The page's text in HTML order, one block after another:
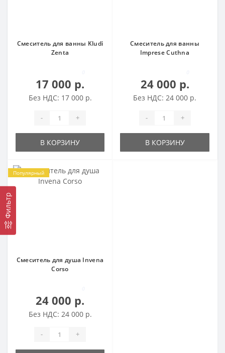
Фильтр
Смеситель для ванны Kludi
Zenta
17 000 р.
Без НДС: 17 000 р.
- +
В КОРЗИНУ
Смеситель для ванны
Imprese Cuthna
24 000 р.
Без НДС: 24 000 р.
- +
В КОРЗИНУ
Популярный
Смеситель для душа Invena
Corso
24 000 р.
Без НДС: 24 000 р.
- +